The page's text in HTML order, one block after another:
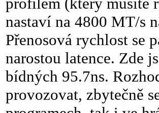
nastaví na 4800 MT/s
Přenosová rychlost se
narostou latence. Zde
bídných 95.7ns.
provozovat, zbytečně